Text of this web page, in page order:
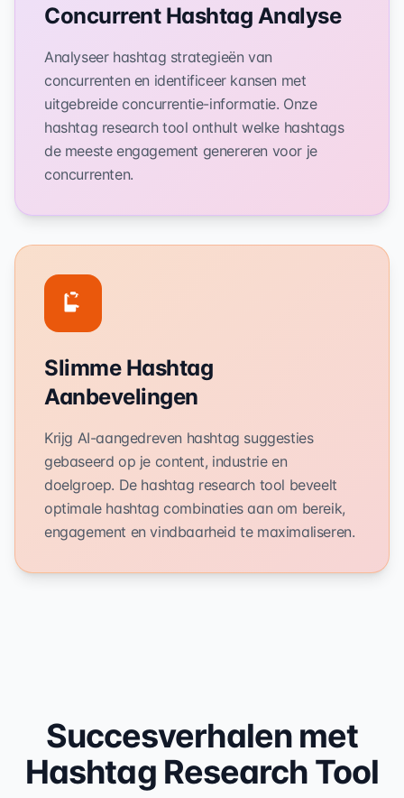
Concurrent Hashtag Analyse
Analyseer hashtag strategieën van
concurrenten en identificeer kansen met
uitgebreide concurrentie-informatie. Onze
hashtag research tool onthult welke hashtags
de meeste engagement genereren voor je
concurrenten.
Slimme Hashtag
Aanbevelingen
Krijg AI-aangedreven hashtag suggesties
gebaseerd op je content, industrie en
doelgroep. De hashtag research tool beveelt
optimale hashtag combinaties aan om bereik,
engagement en vindbaarheid te maximaliseren.
Succesverhalen met
Hashtag Research Tool